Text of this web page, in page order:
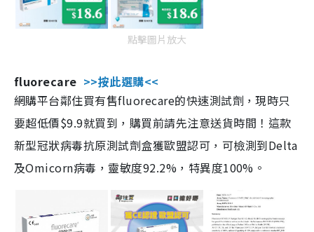
點擊圖片放大
fluorecare >>按此選購<<
網購平台鄰住買有售fluorecare的快速測試劑，現時只
要超低價$9.9就買到，購買前請先注意送貨時間！這款
新型冠狀病毒抗原測試劑盒獲歐盟認可，可檢測到Delta
及Omicorn病毒，靈敏度92.2%，特異度100%。